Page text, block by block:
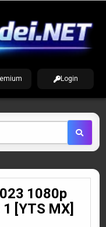
Login
1080p
[YTS MX]